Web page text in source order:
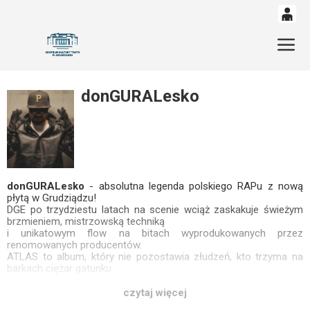
14 52
donGURALesko
donGURALesko - absolutna legenda polskiego RAPu z nową
płytą w Grudziądzu!
DGE po trzydziestu latach na scenie wciąż zaskakuje świeżym
brzmieniem, mistrzowską techniką
i unikatowym flow na bitach wyprodukowanych przez
renomowanych producentów.
ATLAS to album, który nie pozostawia złudzeń, kto trzyma na
barkach ciężar gatunku.
Nie zapraszając żadnych gości na płytę, Gural mówi: sprawdzam.
czytaj więcej